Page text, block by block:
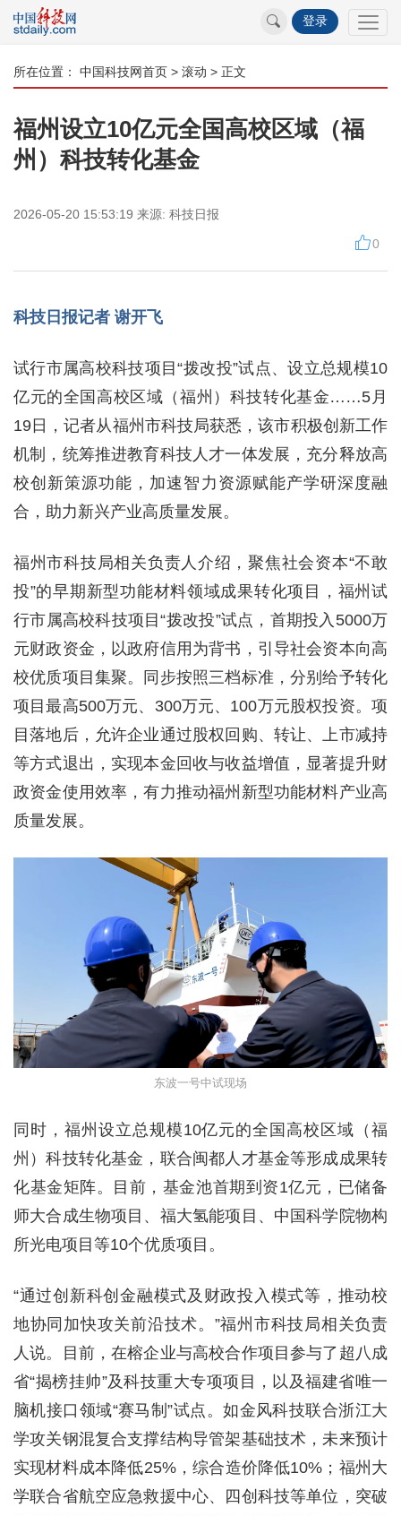
登录
所在位置： 中国科技网首页 > 滚动 > 正文
福州设立10亿元全国高校区域（福
州）科技转化基金
2026-05-20 15:53:19 来源: 科技日报
0
科技日报记者 谢开飞
试行市属高校科技项目“拨改投”试点、设立总规模10
亿元的全国高校区域（福州）科技转化基金……5月
19日，记者从福州市科技局获悉，该市积极创新工作
机制，统筹推进教育科技人才一体发展，充分释放高
校创新策源功能，加速智力资源赋能产学研深度融
合，助力新兴产业高质量发展。
福州市科技局相关负责人介绍，聚焦社会资本“不敢
投”的早期新型功能材料领域成果转化项目，福州试
行市属高校科技项目“拨改投”试点，首期投入5000万
元财政资金，以政府信用为背书，引导社会资本向高
校优质项目集聚。同步按照三档标准，分别给予转化
项目最高500万元、300万元、100万元股权投资。项
目落地后，允许企业通过股权回购、转让、上市减持
等方式退出，实现本金回收与收益增值，显著提升财
政资金使用效率，有力推动福州新型功能材料产业高
质量发展。
东波一号中试现场
同时，福州设立总规模10亿元的全国高校区域（福
州）科技转化基金，联合闽都人才基金等形成成果转
化基金矩阵。目前，基金池首期到资1亿元，已储备
师大合成生物项目、福大氢能项目、中国科学院物构
所光电项目等10个优质项目。
“通过创新科创金融模式及财政投入模式等，推动校
地协同加快攻关前沿技术。”福州市科技局相关负责
人说。目前，在榕企业与高校合作项目参与了超八成
省“揭榜挂帅”及科技重大专项项目，以及福建省唯一
脑机接口领域“赛马制”试点。如金风科技联合浙江大
学攻关钢混复合支撑结构导管架基础技术，未来预计
实现材料成本降低25%，综合造价降低10%；福州大
学联合省航空应急救援中心、四创科技等单位，突破